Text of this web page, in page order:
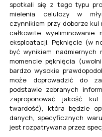
spotkali się z tego typu
mielenia celulozy w
czynnikiem przy doborze
całkowite
eksploatacji. Pęknięcie (w
być wynikiem
momencie pęknięcia
bardzo wysokie
może doprowadzić do
podstawie zebranych
zaproponować jakość
twardość), która będzie
danych, specyficznych
jest rozpatrywana przez